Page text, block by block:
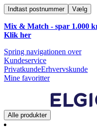
Indtast postnummer Vælg
Mix & Match - spar 1.000
Klik her
Spring navigationen over
Kundeservice
PrivatkundeErhvervskunde
Mine favoritter
Alle produkter